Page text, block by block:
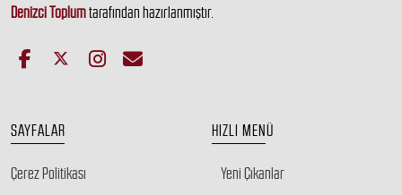
Denizci Toplumtarafından hazırlanmıştır.
SAYFALAR
Çerez Politikası
HIZLI MENÜ
Yeni Çıkanlar